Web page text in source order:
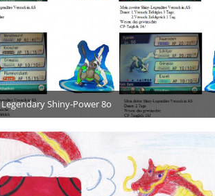
Legendary Shiny-Power 8o
27. Mai 2015